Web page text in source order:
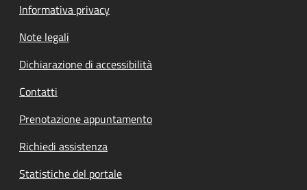
Informativa privacy
Note legali
Dichiarazione di accessibilità
Contatti
Prenotazione appuntamento
Richiedi assistenza
Statistiche del portale